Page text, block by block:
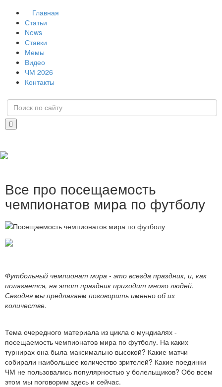
Главная
Статьи
News
Ставки
Мемы
Видео
ЧМ 2026
Контакты
Все про посещаемость
чемпионатов мира по футболу
Футбольный чемпионат мира - это всегда праздник, и, как
полагается, на этот праздник приходит много людей.
Сегодня мы предлагаем поговорить именно об их
количестве.
Тема очередного материала из цикла о мундиалях -
посещаемость чемпионатов мира по футболу. На каких
турнирах она была максимально высокой? Какие матчи
собирали наибольшее количество зрителей? Какие поединки
ЧМ не пользовались популярностью у болельщиков? Обо всем
этом мы поговорим здесь и сейчас.